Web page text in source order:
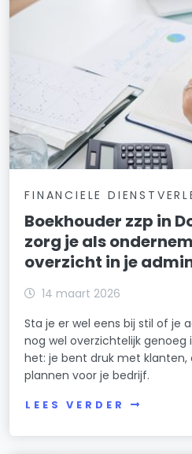
FINANCIELE
Boekhouder zzp in
zorg je als
overzicht in je
14 maart 2026
Sta je er wel eens bij stil of je
nog wel overzichtelijk genoeg
het: je bent druk met
plannen voor je bedrijf.
LEES VERDER